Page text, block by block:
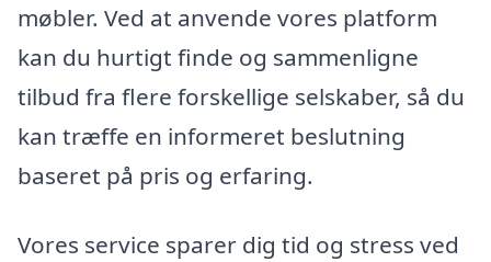
møbler. Ved at anvende vores platform
kan du hurtigt finde og sammenligne
tilbud fra flere forskellige selskaber, så du
kan træffe en informeret beslutning
baseret på pris og erfaring.
Vores service sparer dig tid og stress ved